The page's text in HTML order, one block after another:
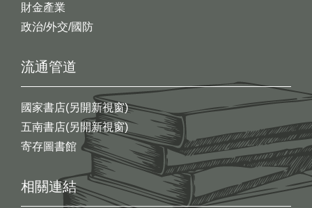
財金產業
政治/外交/國防
流通管道
國家書店(另開新視窗)
五南書店(另開新視窗)
寄存圖書館
相關連結